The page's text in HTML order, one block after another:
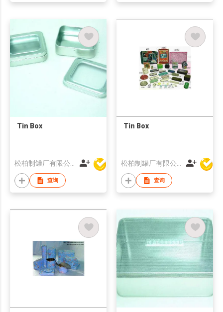
Tin Box
查询
Tin Box
查询